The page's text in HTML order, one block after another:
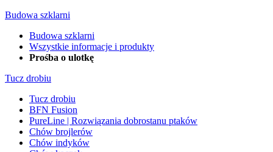
Budowa szklarni
Budowa szklarni
Wszystkie informacje i produkty
Prośba o ulotkę
Tucz drobiu
Tucz drobiu
BFN Fusion
PureLine | Rozwiązania dobrostanu ptaków
Chów brojlerów
Chów indyków